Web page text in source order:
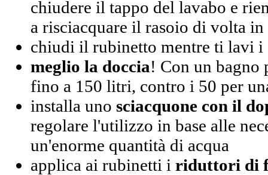
chiudere il tappo del lavabo e
a risciacquare il rasoio di volta
chiudi il rubinetto mentre ti lavi i
meglio la doccia! Con un bagno
fino a 150 litri, contro i 50 per
installa uno sciacquone con il
regolare l'utilizzo in base alle
un'enorme quantità di acqua
applica ai rubinetti i riduttori di